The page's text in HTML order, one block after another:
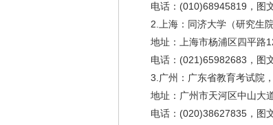
电话：(010)68945819，图
2.上海：同济大学（研究生
地址：上海市杨浦区四平路
电话：(021)65982683，图
3.广州：广东省教育考试院
地址：广州市天河区中山大
电话：(020)38627835，图